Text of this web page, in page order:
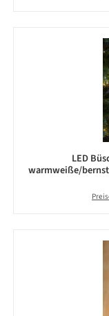
LED
warmweiße/